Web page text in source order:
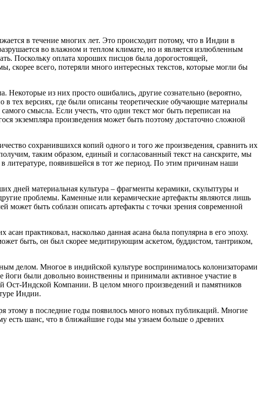
в течение многих лет. Это происходит потому, что в Индии в
во влажном и теплом климате, но и является излюбленным
Поскольку оплата хороших писцов была дорогостоящей,
скорее всего, потеряли много интересных текстов, которые могли бы
из них просто ошибались, другие сознательно (вероятно,
в тех версиях, где были описаны теоретические обучающие материалы
смысла. Если учесть, что один текст мог быть переписан на
экземпляра произведения может быть поэтому достаточно сложной
сохранившихся копий одного и того же произведения, сравнить их
таким образом, единый и согласованный текст на санскрите, мы
в литературе, появившейся в тот же период. По этим причинам наши
дней материальная культура – фрагменты керамики, скульптуры и
проблемы. Каменные или керамические артефакты являются лишь
может быть соблазн описать артефакты с точки зрения современной
практиковал, насколько данная асана была популярна в его эпоху.
быть, он был скорее медитирующим аскетом, буддистом, тантриком,
делом. Многое в индийской культуре воспринималось колонизаторами
йоги были довольно воинственны и принимали активное участие в
Ост-Индской Компании. В целом много произведений и памятников
Индии.
этому в последние годы появилось много новых публикаций. Многие
есть шанс, что в ближайшие годы мы узнаем больше о древних